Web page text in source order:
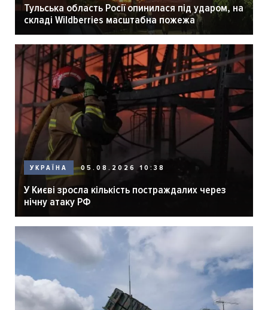
Тульська область Росії опинилася під ударом, на
складі Wildberries масштабна пожежа
УКРАЇНА 05.08.2026 10:38
У Києві зросла кількість постраждалих через
нічну атаку РФ